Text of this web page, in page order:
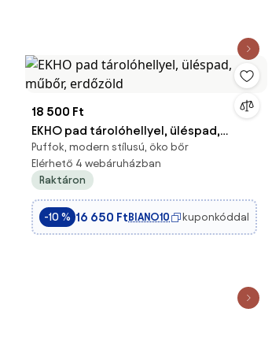
18 500 Ft
EKHO pad tárolóhellyel, üléspad,
műbőr, erdőzöld
Puffok, modern stílusú, öko bőr
Elérhető 4 webáruházban
Raktáron
-10 % 16 650 FtBIANO10 kuponkóddal